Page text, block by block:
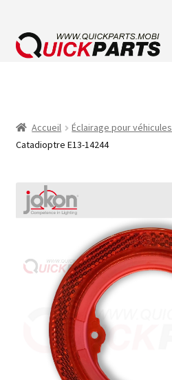
POMPES
AVERTISSEUR SONORE
Accueil Éclairage pour véhicules
Catadioptre E13-14244